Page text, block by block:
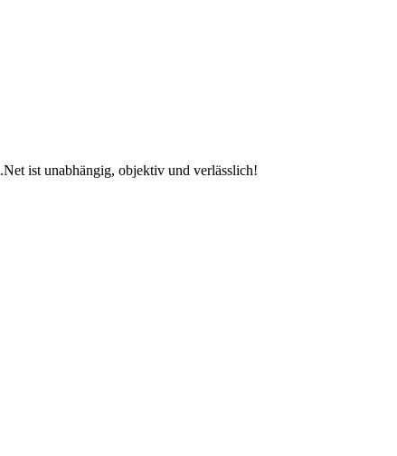
ist unabhängig, objektiv und verlässlich!